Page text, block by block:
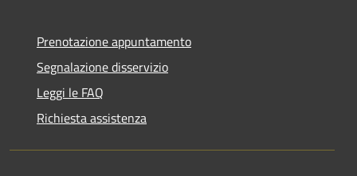
Prenotazione appuntamento
Segnalazione disservizio
Leggi le FAQ
Richiesta assistenza